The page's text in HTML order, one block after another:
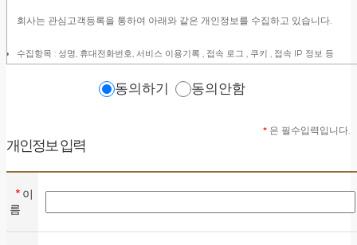
회사는 관심고객등록을 통하여 아래와 같은 개인정보를 수집하고 있습니다.
수집항목 : 성명, 휴대전화번호, 서비스 이용기록 , 접속 로그 , 쿠키 , 접속 IP 정보 등
수집/이용, 개인정보 처리위탁의 내용에 대해 각각 「동의합니다」체크를 할 수 있는 절
를 마련하여, 각각의 「관심고객등록」버튼을 클릭하면 해당 사항을 동의한 것으로 간주
관심 고객 정보 및 정기 관리 상담 등 문의 처리
마케팅 및 광고홍보에 활용
동의하기 동의안함
개인정보 입력
* 은 필수입력입니다.
* 이
름